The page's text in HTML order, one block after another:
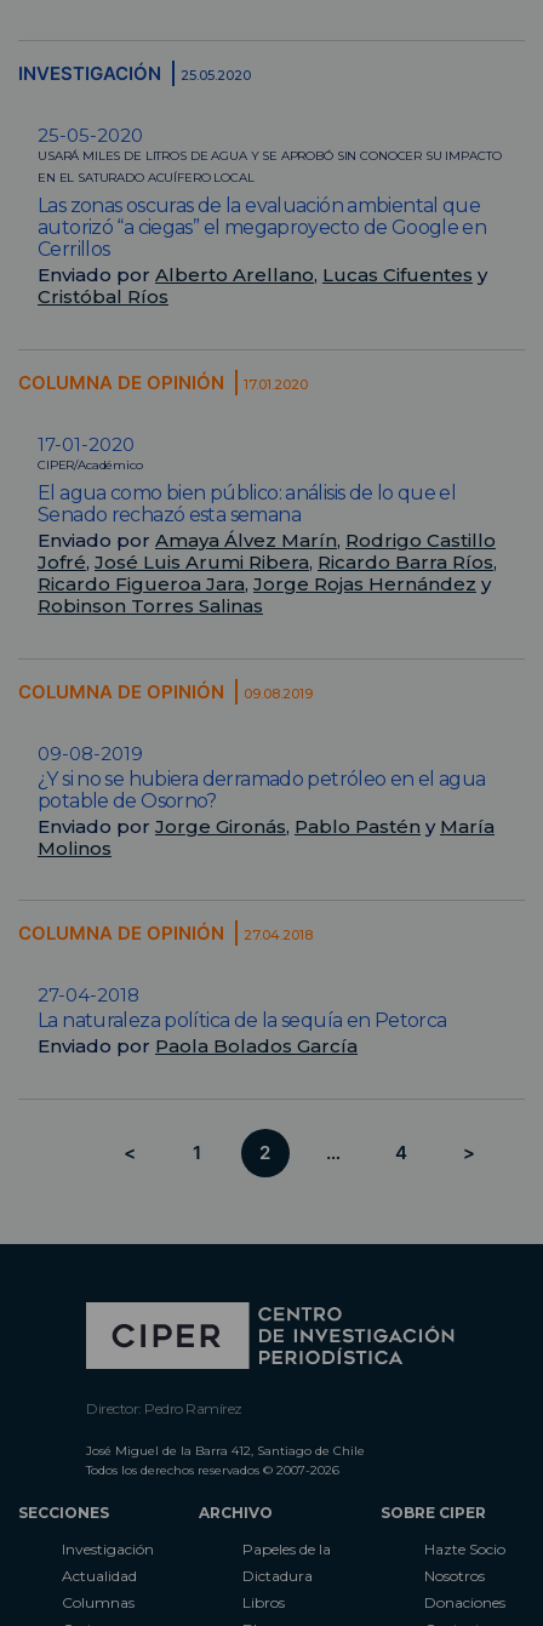
INVESTIGACIÓN 25.05.2020
25-05-2020
USARÁ MILES DE LITROS DE AGUA Y SE APROBÓ SIN CONOCER SU IMPACTO
EN EL SATURADO ACUÍFERO LOCAL
Las zonas oscuras de la evaluación ambiental que
autorizó “a ciegas” el megaproyecto de Google en
Cerrillos
Enviado por Alberto Arellano, Lucas Cifuentes y
Cristóbal Ríos
COLUMNA DE OPINIÓN 17.01.2020
17-01-2020
CIPER/Académico
El agua como bien público: análisis de lo que el
Senado rechazó esta semana
Enviado por Amaya Álvez Marín, Rodrigo Castillo
Jofré, José Luis Arumi Ribera, Ricardo Barra Ríos,
Ricardo Figueroa Jara, Jorge Rojas Hernández y
Robinson Torres Salinas
COLUMNA DE OPINIÓN 09.08.2019
09-08-2019
¿Y si no se hubiera derramado petróleo en el agua
potable de Osorno?
Enviado por Jorge Gironás, Pablo Pastén y María
Molinos
COLUMNA DE OPINIÓN 27.04.2018
27-04-2018
La naturaleza política de la sequía en Petorca
Enviado por Paola Bolados García
< 1 2 … 4 >
Director: Pedro Ramírez
José Miguel de la Barra 412, Santiago de Chile
Todos los derechos reservados © 2007-2026
SECCIONES
Investigación
Actualidad
Columnas
ARCHIVO
Papeles de la
Dictadura
Libros
SOBRE CIPER
Hazte Socio
Nosotros
Donaciones